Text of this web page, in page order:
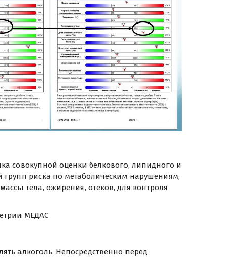
совокупной оценки белкового, липидного и
групп риска по метаболическим нарушениям,
тела, ожирения, отеков, для контроля
МЕДАС
алкоголь. Непосредственно перед